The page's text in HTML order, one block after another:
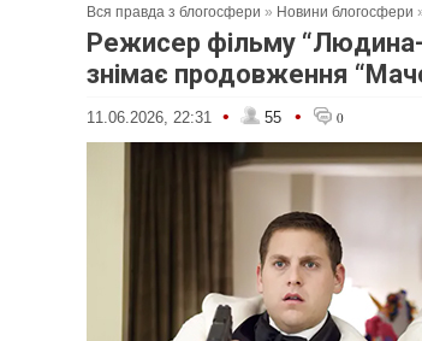
Вся правда з блогосфери » Новини блогосфери
Режисер фільму “Людина-
знімає продовження
11.06.2026, 22:31 • 55 • 0